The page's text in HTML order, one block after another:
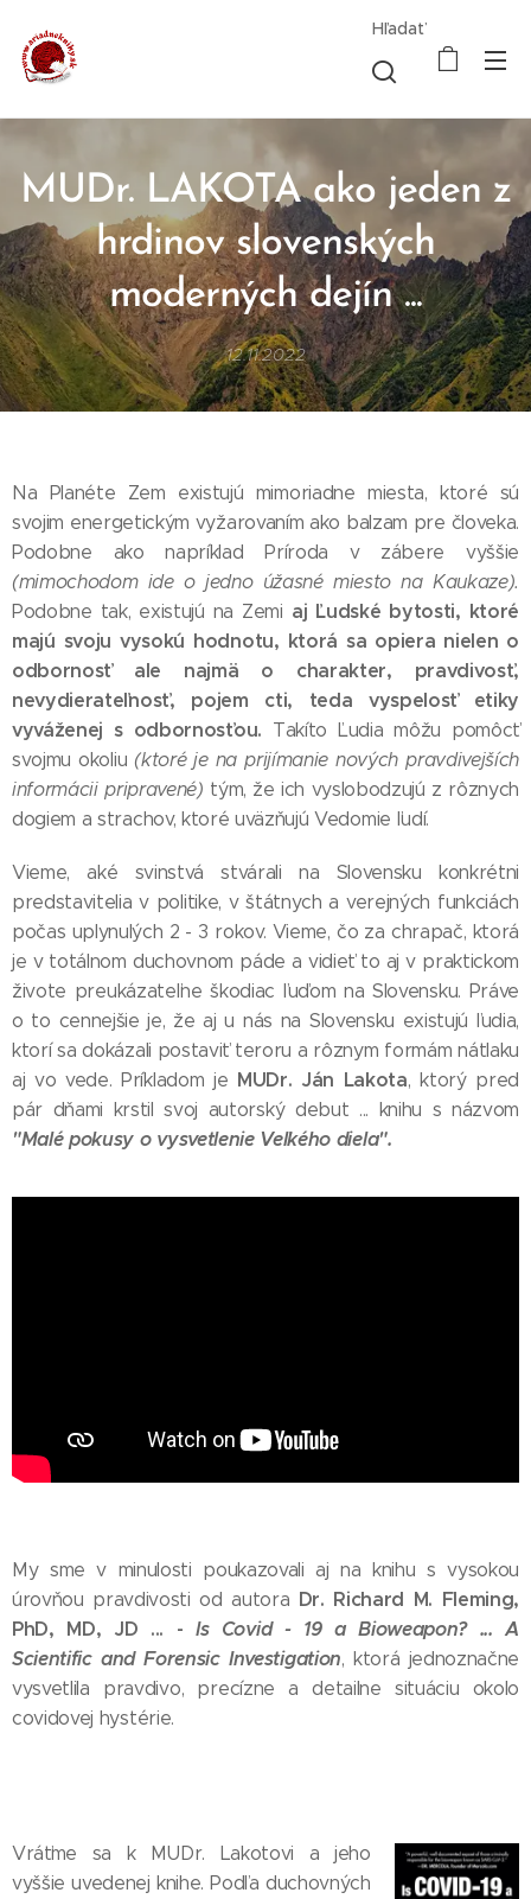
Hľadať
MUDr. LAKOTA ako jeden z
hrdinov slovenských
moderných dejín ...
12.11.2022
Na Planéte Zem existujú mimoriadne miesta, ktoré sú
svojim energetickým vyžarovaním ako balzam pre človeka.
Podobne ako napríklad Príroda v zábere vyššie
(mimochodom ide o jedno úžasné miesto na Kaukaze).
Podobne tak, existujú na Zemi aj Ľudské bytosti, ktoré
majú svoju vysokú hodnotu, ktorá sa opiera nielen o
odbornosť ale najmä o charakter, pravdivosť,
nevydierateľnosť, pojem cti, teda vyspelosť etiky
vyváženej s odbornosťou. Takíto Ľudia môžu pomôcť
svojmu okoliu (ktoré je na prijímanie nových pravdivejších
informácii pripravené) tým, že ich vyslobodzujú z rôznych
dogiem a strachov, ktoré uväzňujú Vedomie ľudí.
Vieme, aké svinstvá stvárali na Slovensku konkrétni
predstavitelia v politike, v štátnych a verejných funkciách
počas uplynulých 2 - 3 rokov. Vieme, čo za chrapač, ktorá
je v totálnom duchovnom páde a vidieť to aj v praktickom
živote preukázateľne škodiac ľuďom na Slovensku. Práve
o to cennejšie je, že aj u nás na Slovensku existujú ľudia,
ktorí sa dokázali postaviť teroru a rôznym formám nátlaku
aj vo vede. Príkladom je MUDr. Ján Lakota, ktorý pred
pár dňami krstil svoj autorský debut ... knihu s názvom
"Malé pokusy o vysvetlenie Veľkého diela".
My sme v minulosti poukazovali aj na knihu s vysokou
úrovňou pravdivosti od autora Dr. Richard M. Fleming,
PhD, MD, JD ... - Is Covid - 19 a Bioweapon? ... A
Scientific and Forensic Investigation, ktorá jednoznačne
vysvetlila pravdivo, precízne a detailne situáciu okolo
covidovej hystérie.
Vráťme sa k MUDr. Lakotovi a jeho
vyššie uvedenej knihe. Podľa duchovných